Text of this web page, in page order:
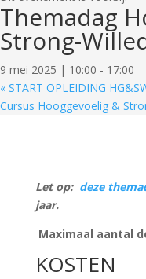
Themadag
Strong-
9 mei 2025 | 10:00 - 17:00
« START OPLEIDING
Cursus Hooggevoelig &
Let op: deze
jaar.
Maximaal aantal
KOSTEN